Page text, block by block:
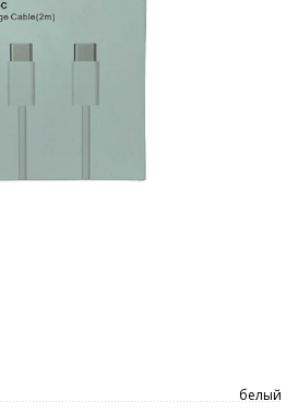
белый